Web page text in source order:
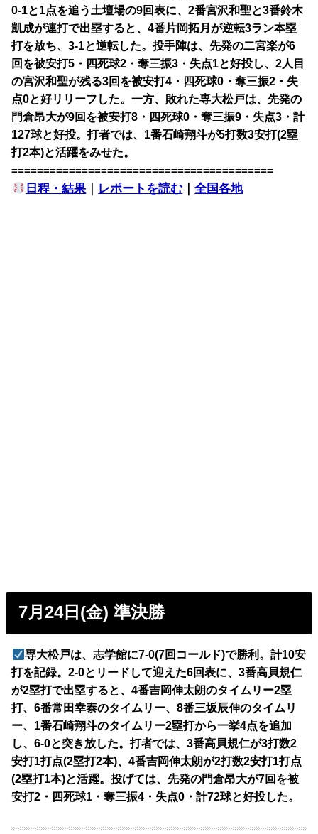
0-1と1点を追う土壇場の9回表に、2番宮沢和聖と3番鈴木
凱成が連打で出塁すると、4番片岡拓月が逆転3ラン本塁
打を放ち、3-1と逆転した。投手陣は、先発の二宮楽が6
回を被安打5・四死球2・奪三振3・失点1と好投し、2人目
の宮沢和聖が残る3回を被安打4・四死球0・奪三振2・失
点0と好リリーフした。一方、敗れた専大松戸は、先発の
門倉昂大が9回を被安打8・四死球0・奪三振9・失点3・計
127球と好投。打者では、1番石崎翔斗が5打数3安打(2塁
打2本)と活躍をみせた。
=========================================
日程・結果｜ レポートを読む ｜全国各地
7月24日(金) 準決勝
専大松戸は、志学館に7-0(7回コールド)で勝利。計10安
打を記録。2-0とリードして迎えた6回表に、3番高貝規仁
が2塁打で出塁すると、4番吉岡伸太朗のタイムリー2塁
打、6番常田幸泰のタイムリー、8番三坂辰伸のタイムリ
ー、1番石崎翔斗のタイムリー2塁打から一挙4点を追加
し、6-0と突き放した。打者では、3番高貝規仁が3打数2
安打1打点(2塁打2本)、4番吉岡伸太朗が2打数2安打1打点
(2塁打1本)と活躍。投げては、先発の門倉昂大が7回を被
安打2・四死球1・奪三振4・失点0・計72球と好投した。